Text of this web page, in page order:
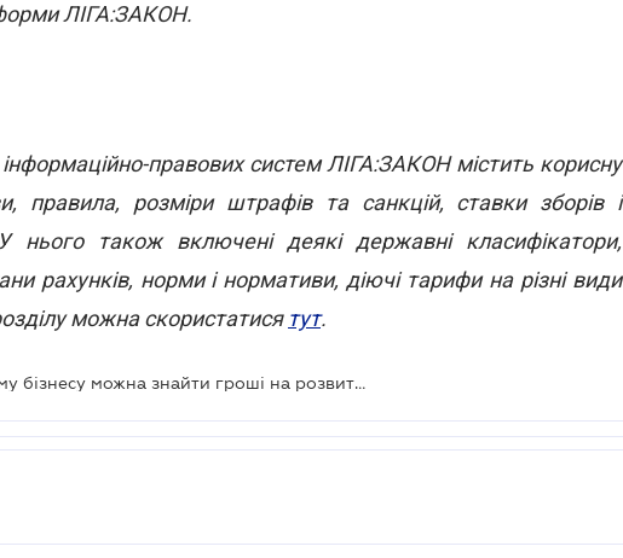
ЛІГА:ЗАКОН.
правових систем ЛІГА:ЗАКОН містить корисну
правила, розміри штрафів та санкцій, ставки зборів і
нього також включені деякі державні класифікатори,
рахунків, норми і нормативи, діючі тарифи на різні види
можна скористатися тут.
Де малому та середньому бізнесу можна знайти гроші на розвиток та знання?